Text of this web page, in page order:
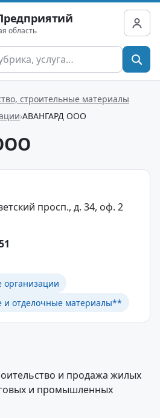
область
строительные материалы
АВАНГАРД ООО
просп., д. 34, оф. 2
организации
и отделочные материалы**
и продажа жилых
и промышленных